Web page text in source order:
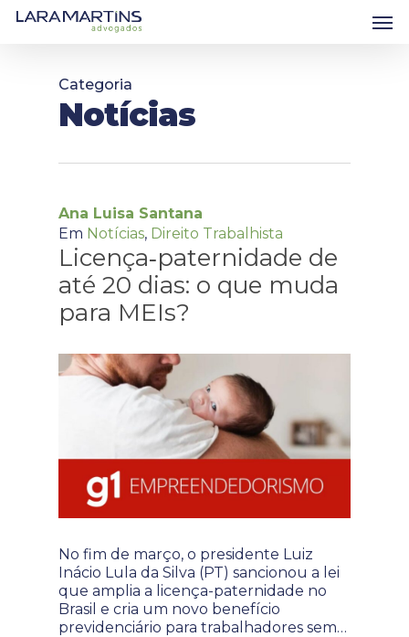
Skip
Categoria
Notícias
Ana Luisa Santana
Em Notícias, Direito Trabalhista
Licença‑paternidade de
até 20 dias: o que muda
para MEIs?
No fim de março, o presidente Luiz
Inácio Lula da Silva (PT) sancionou a lei
que amplia a licença-paternidade no
Brasil e cria um novo benefício
previdenciário para trabalhadores sem…